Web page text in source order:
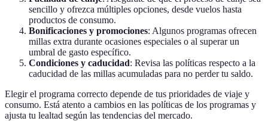
sencillo y ofrezca múltiples opciones, desde vuelos hasta
productos de consumo.
Bonificaciones y promociones: Algunos programas ofrecen
millas extra durante ocasiones especiales o al superar un
umbral de gasto específico.
Condiciones y caducidad: Revisa las políticas respecto a la
caducidad de las millas acumuladas para no perder tu saldo.
Elegir el programa correcto depende de tus prioridades de viaje y
consumo. Está atento a cambios en las políticas de los programas y
ajusta tu lealtad según las tendencias del mercado.